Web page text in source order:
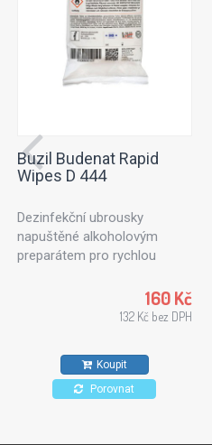
Buzil Budenat Rapid
Wipes D 444
Dezinfekční ubrousky
napuštěné alkoholovým
preparátem pro rychlou
utěrky vhodné pro použití v
potravinářském průmyslu,
povrchů odolných proti
působení alkoholů.
160 Kč
132 Kč bez DPH
Koupit
Porovnat